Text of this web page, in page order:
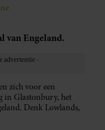
van Engeland.
zich voor een
in Glastonbury, het
Denk Lowlands,